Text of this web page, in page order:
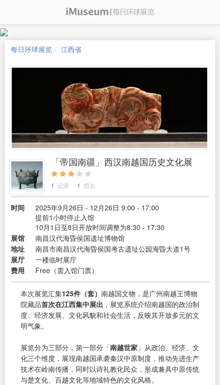
每日环球展览 江西省
「帝国南疆」西汉南越国历史文化展
1 记录 1 想去
时间
2025年9月26日 - 12月26日 9:00 - 17:00
提前1小时停止入馆
10月1日至8日开放时间调整为8:30 - 17:30
展馆
南昌汉代海昏侯国遗址博物馆
地址
南昌市南昌汉代海昏侯国考古遗址公园海昏大道1号
展厅
一楼临时展厅
费用
Free（需入馆门票）
本次展览汇集125件（套） 南越国文物，是广州南越王博物
院藏品首次在江西集中展出 ，展览系统介绍南越国的政治制
度、经济发展、文化风貌和社会生活，反映其开放多元的文
明气象。
展览分为三部分，第一部分「南越世家 」从政治、经济、文
化三个维度，展现南越国承袭秦汉中原制度，推动先进生产
技术在岭南传播，同时以诗礼教化民众，形成兼具中原传统
与楚文化、百越文化等地域特色的文化风格。